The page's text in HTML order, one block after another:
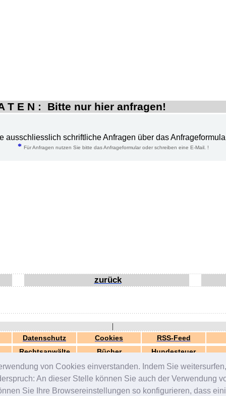
von Cookies einverstanden. Indem Sie
An dieser Stelle können Sie auch der Verwendung
Sie Ihre Browsereinstellungen so konfigurieren, dass
T E N : Bitte nur hier anfragen!
ausschliesslich schriftliche Anfragen über das
* Für Anfragen nutzen Sie bitte das Anfrageformular oder schreiben eine E-Mail. !
zurück
|
Datenschutz Cookies
RSS-Feed
Rechtsanwälte
Bücher Hundesteuer
generiert in 0.04 Sek.
© 2000-2026 by
ZERGportal